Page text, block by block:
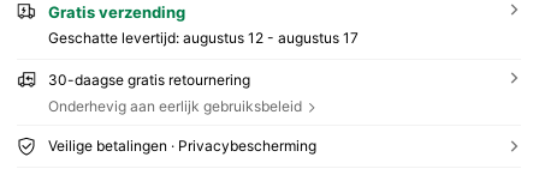
Gratis verzending
Geschatte levertijd: augustus 12 - augustus 17
30-daagse gratis retournering
Onderhevig aan eerlijk gebruiksbeleid
Veilige betalingen · Privacybescherming